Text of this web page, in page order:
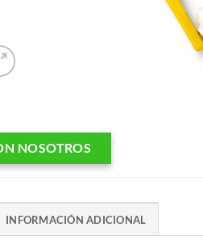
NOSOTROS
INFORMACIÓN ADICIONAL